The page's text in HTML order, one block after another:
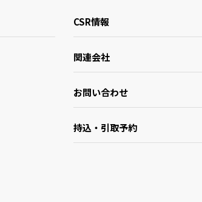
CSR情報
関連会社
お問い合わせ
持込・引取予約